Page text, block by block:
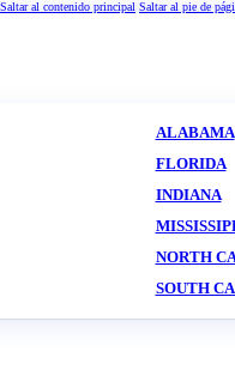
Saltar al contenido principal Saltar al pie de
ALABAMA
FLORIDA
INDIANA
NORTH
SOUTH